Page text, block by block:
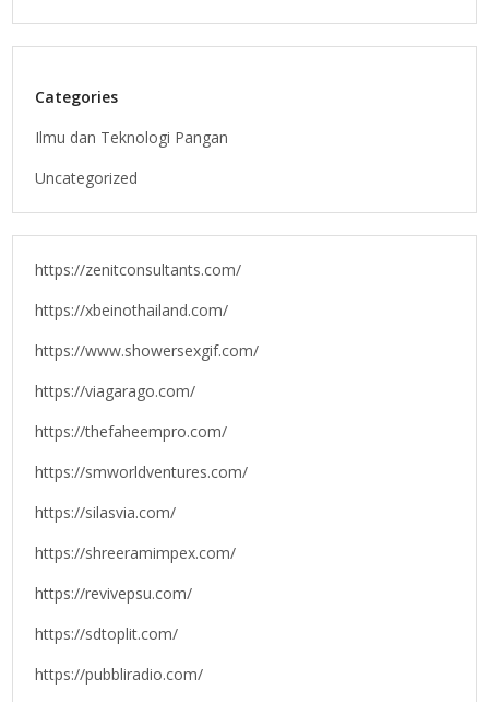
Categories
Ilmu dan Teknologi Pangan
Uncategorized
https://zenitconsultants.com/
https://xbeinothailand.com/
https://www.showersexgif.com/
https://viagarago.com/
https://thefaheempro.com/
https://smworldventures.com/
https://silasvia.com/
https://shreeramimpex.com/
https://revivepsu.com/
https://sdtoplit.com/
https://pubbliradio.com/